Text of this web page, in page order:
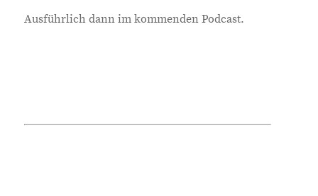
Ausführlich dann im kommenden Podcast.